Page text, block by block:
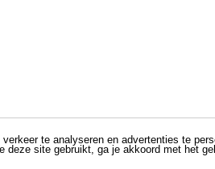
te analyseren en advertenties te
deze site gebruikt, ga je akkoord met het